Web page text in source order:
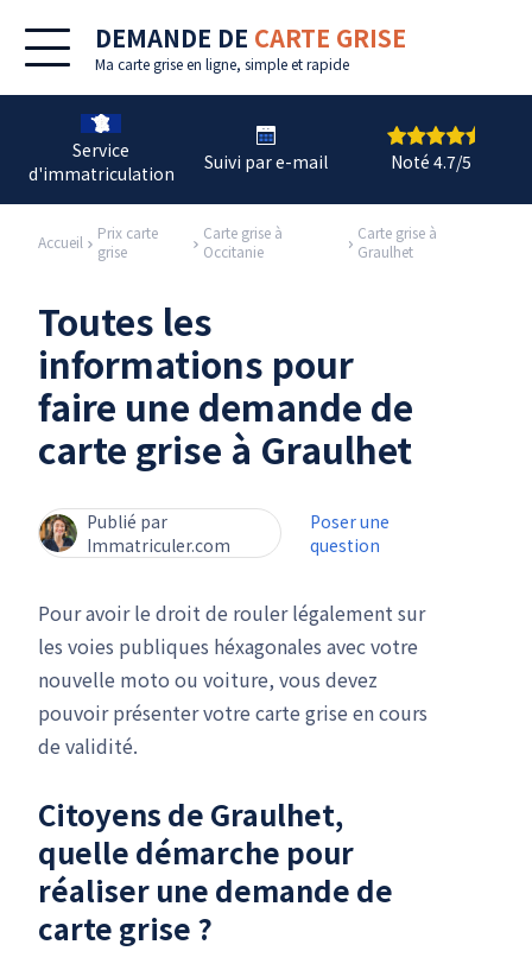
DEMANDE DE CARTE GRISE
Ma carte grise en ligne, simple et rapide
Service
d'immatriculation
Suivi par e-mail Noté 4.7/5
Accueil
Prix carte
grise
Carte grise à
Occitanie
Carte grise à
Graulhet
Toutes les
informations pour
faire une demande de
carte grise à Graulhet
Publié par
Immatriculer.com
Poser une
question
Pour avoir le droit de rouler légalement sur
les voies publiques héxagonales avec votre
nouvelle moto ou voiture, vous devez
pouvoir présenter votre carte grise en cours
de validité.
Citoyens de Graulhet,
quelle démarche pour
réaliser une demande de
carte grise ?